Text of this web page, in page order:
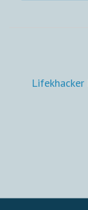
Lifekhacker